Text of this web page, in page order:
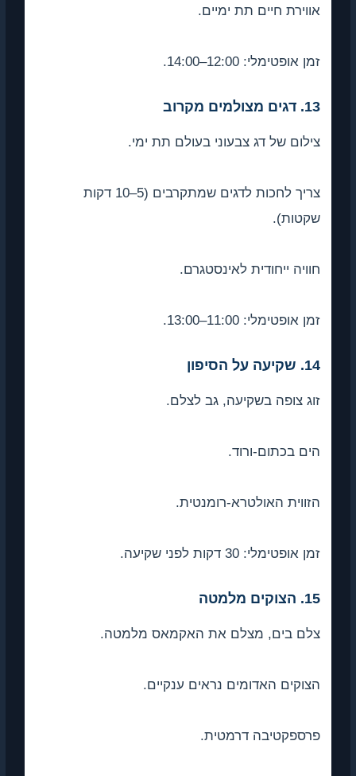
אווירת חיים תת ימיים.
זמן אופטימלי: 12:00–14:00.
צילום של דג צבעוני בעולם תת ימי.
צריך לחכות לדגים שמתקרבים (5–10 דקות
שקטות).
חוויה ייחודית לאינסטגרם.
זמן אופטימלי: 11:00–13:00.
זוג צופה בשקיעה, גב לצלם.
הים בכתום-ורוד.
הזווית האולטרא-רומנטית.
זמן אופטימלי: 30 דקות לפני שקיעה.
צלם בים, מצלם את האקמאס מלמטה.
הצוקים האדומים נראים ענקיים.
פרספקטיבה דרמטית.